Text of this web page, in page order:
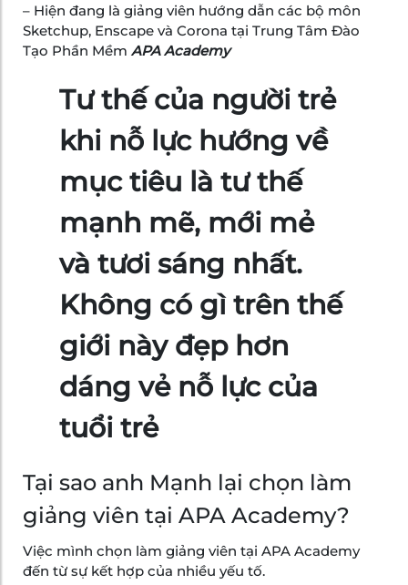
– Hiện đang là giảng viên hướng dẫn các bộ môn
Sketchup, Enscape và Corona tại Trung Tâm Đào
Tạo Phần Mềm APA Academy
Tư thế của người trẻ
khi nỗ lực hướng về
mục tiêu là tư thế
mạnh mẽ, mới mẻ
và tươi sáng nhất.
Không có gì trên thế
giới này đẹp hơn
dáng vẻ nỗ lực của
tuổi trẻ
Tại sao anh Mạnh lại chọn làm
giảng viên tại APA Academy?
Việc mình chọn làm giảng viên tại APA Academy
đến từ sự kết hợp của nhiều yếu tố.